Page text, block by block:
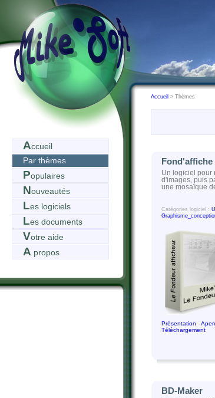
Accueil
Par thèmes
Populaires
Nouveautés
Les logiciels
Les documents
Votre aide
A propos
Accueil > Thèmes
Fond'affiche
Un logiciel pour
d'images, puis
une mosaïque
Catégories logiciel :
Présentation -
Téléchargement
BD-Maker